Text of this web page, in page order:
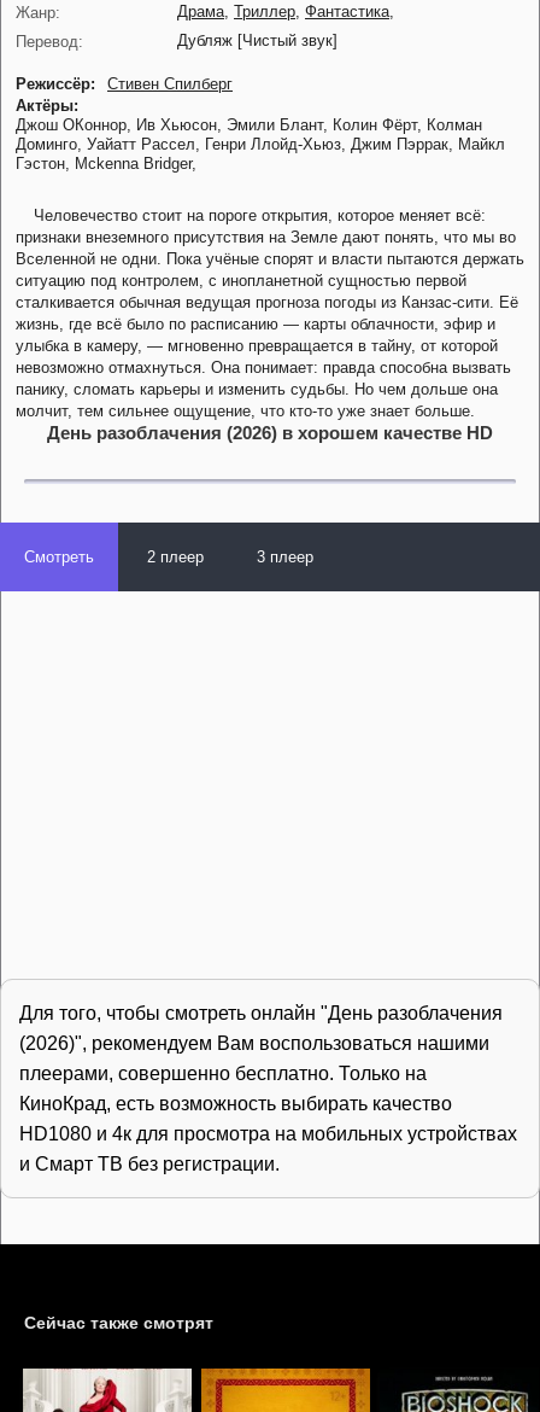
Жанр:
Драма, Триллер, Фантастика,
Перевод:
Дубляж [Чистый звук]
Режиссёр:
Стивен Спилберг
Актёры:
Джош ОКоннор, Ив Хьюсон, Эмили Блант, Колин Фёрт, Колман
Доминго, Уайатт Рассел, Генри Ллойд-Хьюз, Джим Пэррак, Майкл
Гэстон, Mckenna Bridger,
Человечество стоит на пороге открытия, которое меняет всё:
признаки внеземного присутствия на Земле дают понять, что мы во
Вселенной не одни. Пока учёные спорят и власти пытаются держать
ситуацию под контролем, с инопланетной сущностью первой
сталкивается обычная ведущая прогноза погоды из Канзас-сити. Её
жизнь, где всё было по расписанию — карты облачности, эфир и
улыбка в камеру, — мгновенно превращается в тайну, от которой
невозможно отмахнуться. Она понимает: правда способна вызвать
панику, сломать карьеры и изменить судьбы. Но чем дольше она
молчит, тем сильнее ощущение, что кто-то уже знает больше.
День разоблачения (2026) в хорошем качестве HD
Смотреть 2 плеер 3 плеер
Для того, чтобы смотреть онлайн "День разоблачения
(2026)", рекомендуем Вам воспользоваться нашими
плеерами, совершенно бесплатно. Только на
КиноКрад, есть возможность выбирать качество
HD1080 и 4к для просмотра на мобильных устройствах
и Смарт ТВ без регистрации.
Сейчас также смотрят